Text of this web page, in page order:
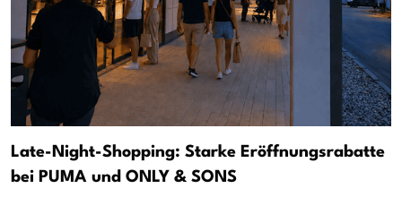
Late-Night-Shopping: Starke Eröffnungsrabatte
bei PUMA und ONLY & SONS